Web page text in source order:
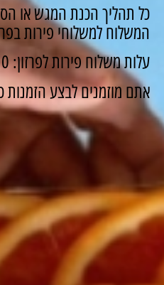
כל תהליך הכנת המגש או
המשלוח למשלוחי פירות
עלות משלוח פירות לפרזון: 110 שקלים
אתם מוזמנים לבצע הזמנות כאן